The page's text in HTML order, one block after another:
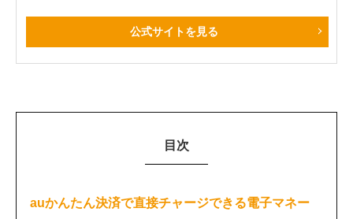
公式サイトを見る
目次
auかんたん決済で直接チャージできる電子マネー